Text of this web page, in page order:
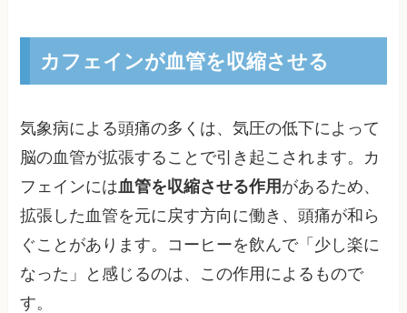
カフェインが血管を収縮させる
気象病による頭痛の多くは、気圧の低下によって
脳の血管が拡張することで引き起こされます。カ
フェインには血管を収縮させる作用 があるため、
拡張した血管を元に戻す方向に働き、頭痛が和ら
ぐことがあります。コーヒーを飲んで「少し楽に
なった」と感じるのは、この作用によるもので
す。